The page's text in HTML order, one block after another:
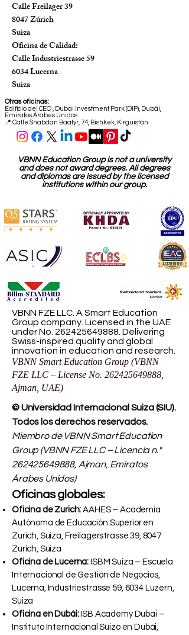
Calle Freilager 39
8047 Zúrich
Suiza
Oficina de Calidad:
Calle Industriestrasse 59
6034 Lucerna
Suiza
Otras oficinas:
Edificio del CEO, Dubai Investment Park (DIP), Dubái,
Emiratos Árabes Unidos
📍 Calle Shabdan Baatyr, 74, Bishkek, Kirguistán
VBNN Education Group is not a university
and does not award degrees. All degrees
and diplomas are issued by the licensed
institutions within our group.
VBNN FZE LLC. A Smart Education
Group company. Licensed in the UAE
under No. 262425649888. Delivering
Swiss-inspired quality and global
innovation in education and research.
VBNN Smart Education Group (VBNN
FZE LLC – License No. 262425649888
Ajman, UAE)
© Universidad Internacional Suiza (SIU).
Todos los derechos reservados.
Miembro de VBNN Smart Education
Group (VBNN FZE LLC – Licencia n.°
262425649888, Ajman, Emiratos
Árabes Unidos)
Oficinas globales:
Oficina de Zurich: AAHES – Academia
Autónoma de Educación Superior en
Zurich, Suiza, Freilagerstrasse 39, 8047
Zurich, Suiza
Oficina de Lucerna: ISBM Suiza – Escuela
Internacional de Gestión de Negocios,
Lucerna, Industriestrasse 59, 6034 Luzern,
Suiza
Oficina en Dubái:ISB Academy Dubai –
Instituto Internacional Suizo en Dubái,